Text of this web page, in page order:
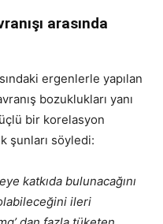
arasında
ergenlerle yapılan
bozuklukları yanı
bir korelasyon
şunları söyledi:
katkıda bulunacağını
ileri